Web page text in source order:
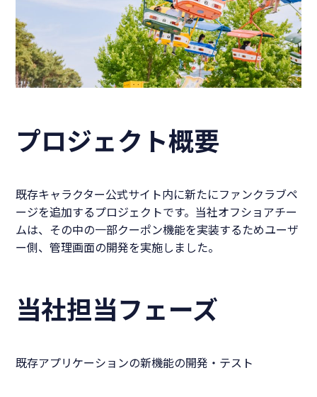
プロジェクト概要
既存キャラクター公式サイト内に新たにファンクラブペ
ージを追加するプロジェクトです。当社オフショアチー
ムは、その中の一部クーポン機能を実装するためユーザ
ー側、管理画面の開発を実施しました。
当社担当フェーズ
既存アプリケーションの新機能の開発・テスト